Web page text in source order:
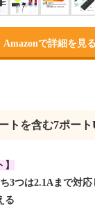
Amazonで詳細を見る
トを含む7ポート
3つは2.1Aまで対
る